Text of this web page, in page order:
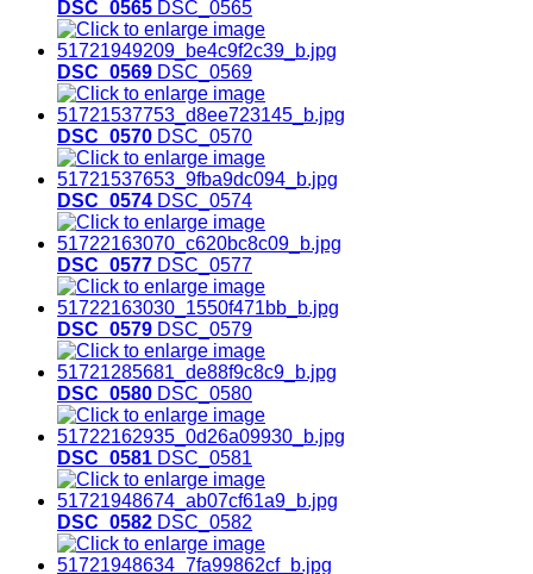
DSC_0565 DSC_0565
DSC_0569 DSC_0569
DSC_0570 DSC_0570
DSC_0574 DSC_0574
DSC_0577 DSC_0577
DSC_0579 DSC_0579
DSC_0580 DSC_0580
DSC_0581 DSC_0581
DSC_0582 DSC_0582